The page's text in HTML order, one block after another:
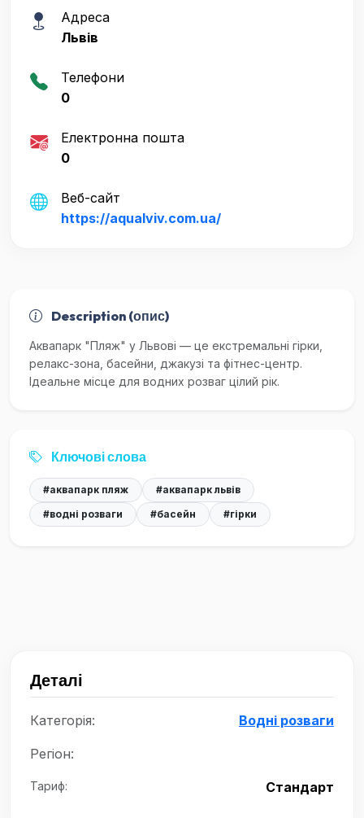
Адреса
Львів
Телефони
0
Електронна пошта
0
Веб-сайт
https://aqualviv.com.ua/
Description (опис)
Аквапарк "Пляж" у Львові — це екстремальні гірки,
релакс-зона, басейни, джакузі та фітнес-центр.
Ідеальне місце для водних розваг цілий рік.
Ключові слова
#аквапарк пляж
#аквапарк львів
#водні розваги
#басейн #гірки
Деталі
Категорія: Водні розваги
Регіон:
Тариф: Стандарт